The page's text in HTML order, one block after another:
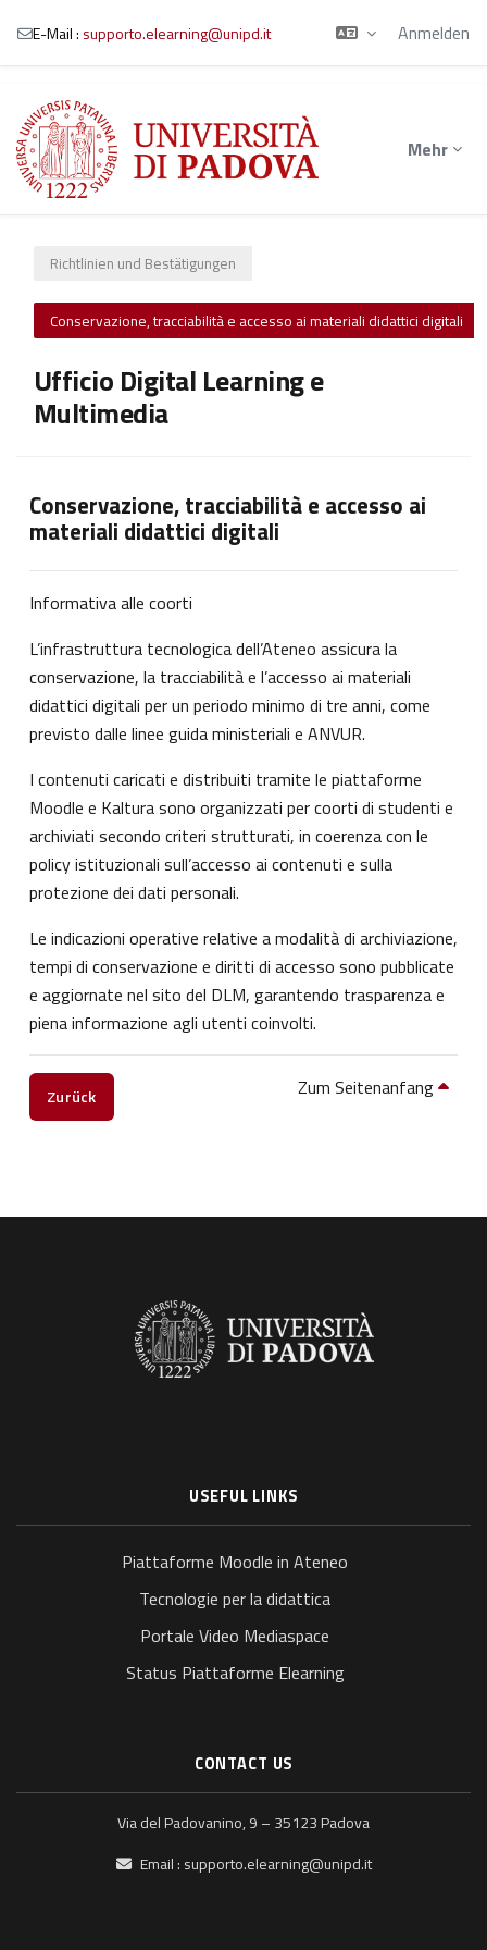
Zum Hauptinhalt
E-Mail : supporto.elearning@unipd.it Anmelden
Mehr
Richtlinien und Bestätigungen
Conservazione, tracciabilità e accesso ai materiali didattici digitali
Ufficio Digital Learning e
Multimedia
Conservazione, tracciabilità e accesso ai
materiali didattici digitali
Informativa alle coorti
L’infrastruttura tecnologica dell’Ateneo assicura la
conservazione, la tracciabilità e l’accesso ai materiali
didattici digitali per un periodo minimo di tre anni, come
previsto dalle linee guida ministeriali e ANVUR.
I contenuti caricati e distribuiti tramite le piattaforme
Moodle e Kaltura sono organizzati per coorti di studenti e
archiviati secondo criteri strutturati, in coerenza con le
policy istituzionali sull’accesso ai contenuti e sulla
protezione dei dati personali.
Le indicazioni operative relative a modalità di archiviazione,
tempi di conservazione e diritti di accesso sono pubblicate
e aggiornate nel sito del DLM, garantendo trasparenza e
piena informazione agli utenti coinvolti.
Zurück Zum Seitenanfang
USEFUL LINKS
Piattaforme Moodle in Ateneo
Tecnologie per la didattica
Portale Video Mediaspace
Status Piattaforme Elearning
CONTACT US
Via del Padovanino, 9 – 35123 Padova
Email : supporto.elearning@unipd.it